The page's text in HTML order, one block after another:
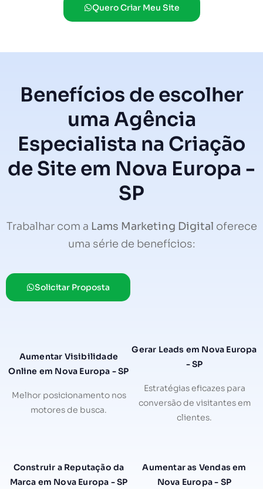
Quero Criar Meu Site
Benefícios de escolher
uma Agência
Especialista na Criação
de Site em Nova Europa -
SP
Trabalhar com a Lams Marketing Digital oferece
uma série de benefícios:
Solicitar Proposta
Aumentar Visibilidade
Online em Nova Europa - SP
Melhor posicionamento nos
motores de busca.
Gerar Leads em Nova Europa
- SP
Estratégias eficazes para
conversão de visitantes em
clientes.
Construir a Reputação da
Marca em Nova Europa - SP
Aumentar as Vendas em
Nova Europa - SP